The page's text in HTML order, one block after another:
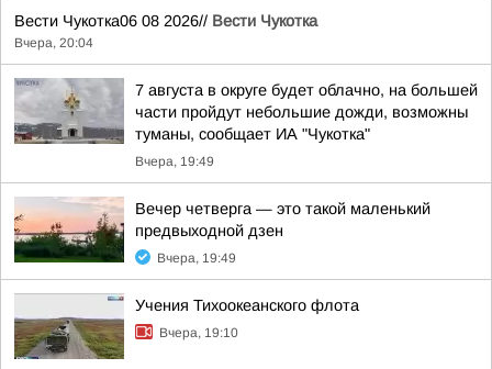
Вести Чукотка06 08 2026// Вести Чукотка
Вчера, 20:04
7 августа в округе будет облачно, на большей
части пройдут небольшие дожди, возможны
туманы, сообщает ИА "Чукотка"
Вчера, 19:49
Вечер четверга — это такой маленький
предвыходной дзен
Вчера, 19:49
Учения Тихоокеанского флота
Вчера, 19:10